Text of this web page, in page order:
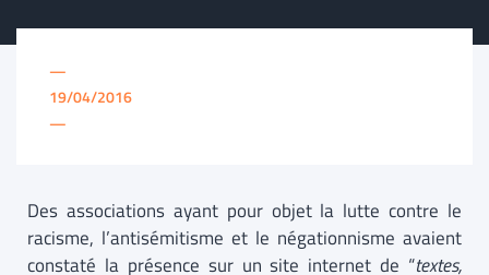
—
19/04/2016
—
Des associations ayant pour objet la lutte contre le
racisme, l’antisémitisme et le négationnisme avaient
constaté la présence sur un site internet de “textes,